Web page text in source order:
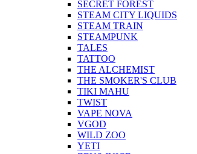
SECRET FOREST
STEAM CITY LIQUIDS
STEAM TRAIN
STEAMPUNK
TALES
TATTOO
THE ALCHEMIST
THE SMOKER'S CLUB
TIKI MAHU
TWIST
VAPE NOVA
VGOD
WILD ZOO
YETI